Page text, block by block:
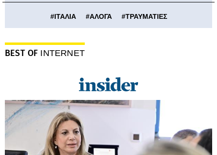
#ΙΤΑΛΙΑ #ΑΛΟΓΑ #ΤΡΑΥΜΑΤΙΕΣ
BEST OF INTERNET